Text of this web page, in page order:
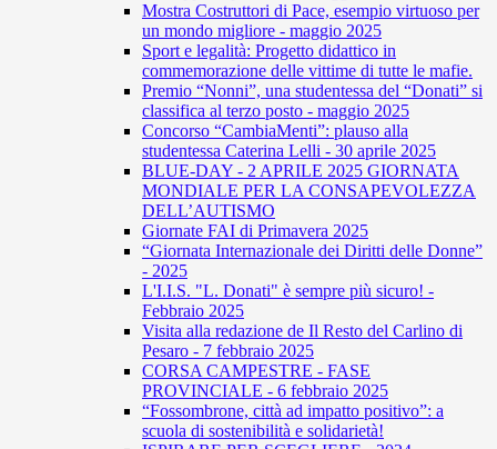
Mostra Costruttori di Pace, esempio virtuoso per
un mondo migliore - maggio 2025
Sport e legalità: Progetto didattico in
commemorazione delle vittime di tutte le mafie.
Premio “Nonni”, una studentessa del “Donati” si
classifica al terzo posto - maggio 2025
Concorso “CambiaMenti”: plauso alla
studentessa Caterina Lelli - 30 aprile 2025
BLUE-DAY - 2 APRILE 2025 GIORNATA
MONDIALE PER LA CONSAPEVOLEZZA
DELL’AUTISMO
Giornate FAI di Primavera 2025
“Giornata Internazionale dei Diritti delle Donne”
- 2025
L'I.I.S. "L. Donati" è sempre più sicuro! -
Febbraio 2025
Visita alla redazione de Il Resto del Carlino di
Pesaro - 7 febbraio 2025
CORSA CAMPESTRE - FASE
PROVINCIALE - 6 febbraio 2025
“Fossombrone, città ad impatto positivo”: a
scuola di sostenibilità e solidarietà!